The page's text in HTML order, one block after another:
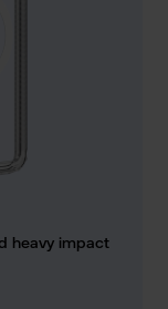
heavy impact